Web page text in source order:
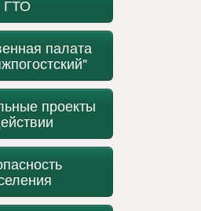
ГТО
палата
проекты